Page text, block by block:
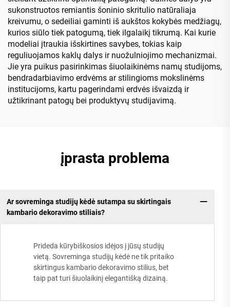
sukonstruotos remiantis šoninio skritulio natūraliaja
kreivumu, o sedeiliai gaminti iš aukštos kokybės medžiagų,
kurios siūlo tiek patogumą, tiek ilgalaikį tikrumą. Kai kurie
modeliai įtraukia išskirtines savybes, tokias kaip
reguliuojamos kaklų dalys ir nuožulniojimo mechanizmai.
Jie yra puikus pasirinkimas šiuolaikinėms namų studijoms,
bendradarbiavimo erdvėms ar stilingioms mokslinėms
institucijoms, kartu pagerindami erdvės išvaizdą ir
užtikrinant patogų bei produktyvų studijavimą.
įprasta problema
Ar sovreminga studijų kėdė sutampa su skirtingais
kambario dekoravimo stiliais?
Prideda kūrybiškosios idėjos į jūsų studijų
vietą. Sovreminga studijų kėdė ne tik pritaiko
skirtingus kambario dekoravimo stilius, bet
taip pat turi šiuolaikinį elegantišką dizainą.